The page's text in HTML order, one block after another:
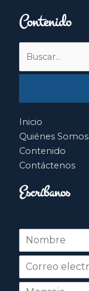
Contenido
por:
Inicio
Quiénes Somos
Contenido
Contáctenos
Escríbanos
N
m
r
Nombre